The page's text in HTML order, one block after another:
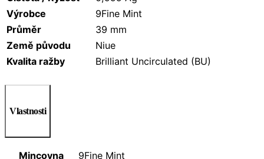
Výrobce
9Fine Mint
Průměr
39 mm
Země původu
Niue
Kvalita ražby
Brilliant Uncirculated (BU)
Vlastnosti
Mincovna 9Fine Mint